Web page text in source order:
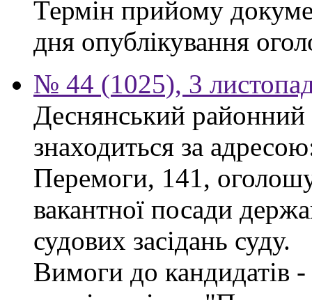
Термін прийому
дня опублікування
№ 44 (1025), 3
Деснянський
знаходиться за
Перемоги, 141,
вакантної посади
судових засідань суду.
Вимоги до кандидатів -